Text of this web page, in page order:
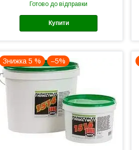
Готово до відправки
Купити
Знижка 5 % –5%